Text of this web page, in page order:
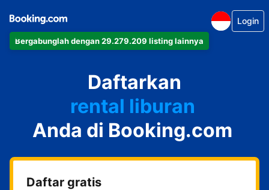
Bergabunglah dengan 29.279.209 listing lainnya
Login
Daftarkan
apartemen
hotel
rental liburan
guest house
bed & breakfast
Anda di Booking.com
Daftar gratis